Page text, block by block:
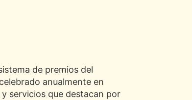
de premios del
anualmente en
servicios que destacan por